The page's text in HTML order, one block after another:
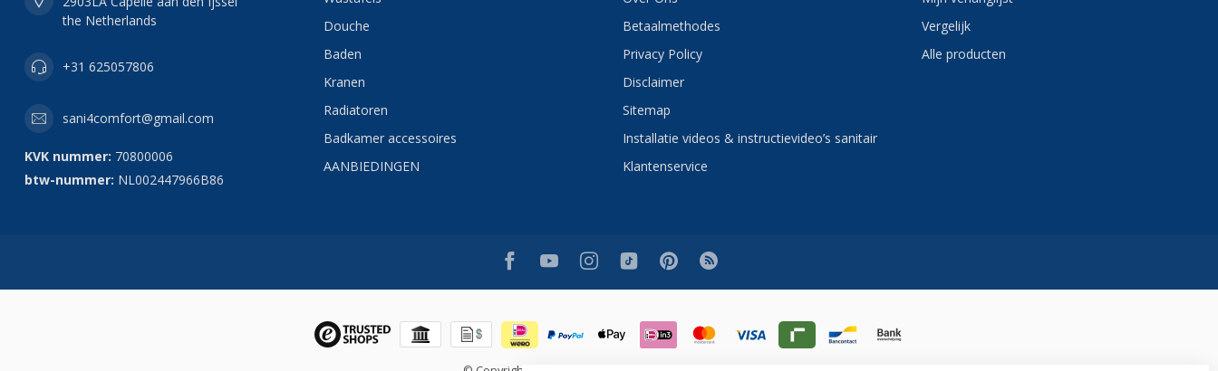
the Netherlands
+31 625057806
sani4comfort@gmail.com
KVK nummer: 70800006
btw-nummer: NL002447966B86
Douche
Baden
Kranen
Radiatoren
Badkamer accessoires
AANBIEDINGEN
Betaalmethodes
Privacy Policy
Disclaimer
Sitemap
Installatie videos & instructievideo’s sanitair
Klantenservice
Vergelijk
Alle producten